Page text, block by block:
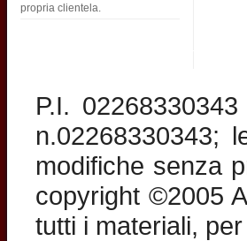
propria clientela.
P.I.
n.02268330343;
modifiche senza
copyright ©2005
tutti i materiali,